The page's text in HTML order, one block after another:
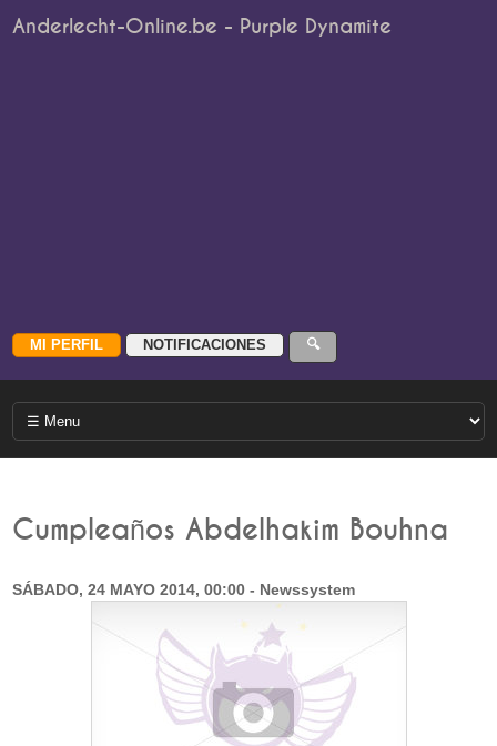
Anderlecht-Online.be - Purple Dynamite
Cumpleaños Abdelhakim Bouhna
SÁBADO, 24 MAYO 2014, 00:00 - Newssystem